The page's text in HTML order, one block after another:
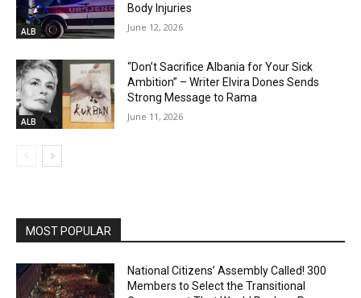
ALB
Body Injuries
June 12, 2026
ALB
“Don’t Sacrifice Albania for Your Sick
Ambition” – Writer Elvira Dones Sends
Strong Message to Rama
June 11, 2026
MOST POPULAR
National Citizens’ Assembly Called! 300
Members to Select the Transitional